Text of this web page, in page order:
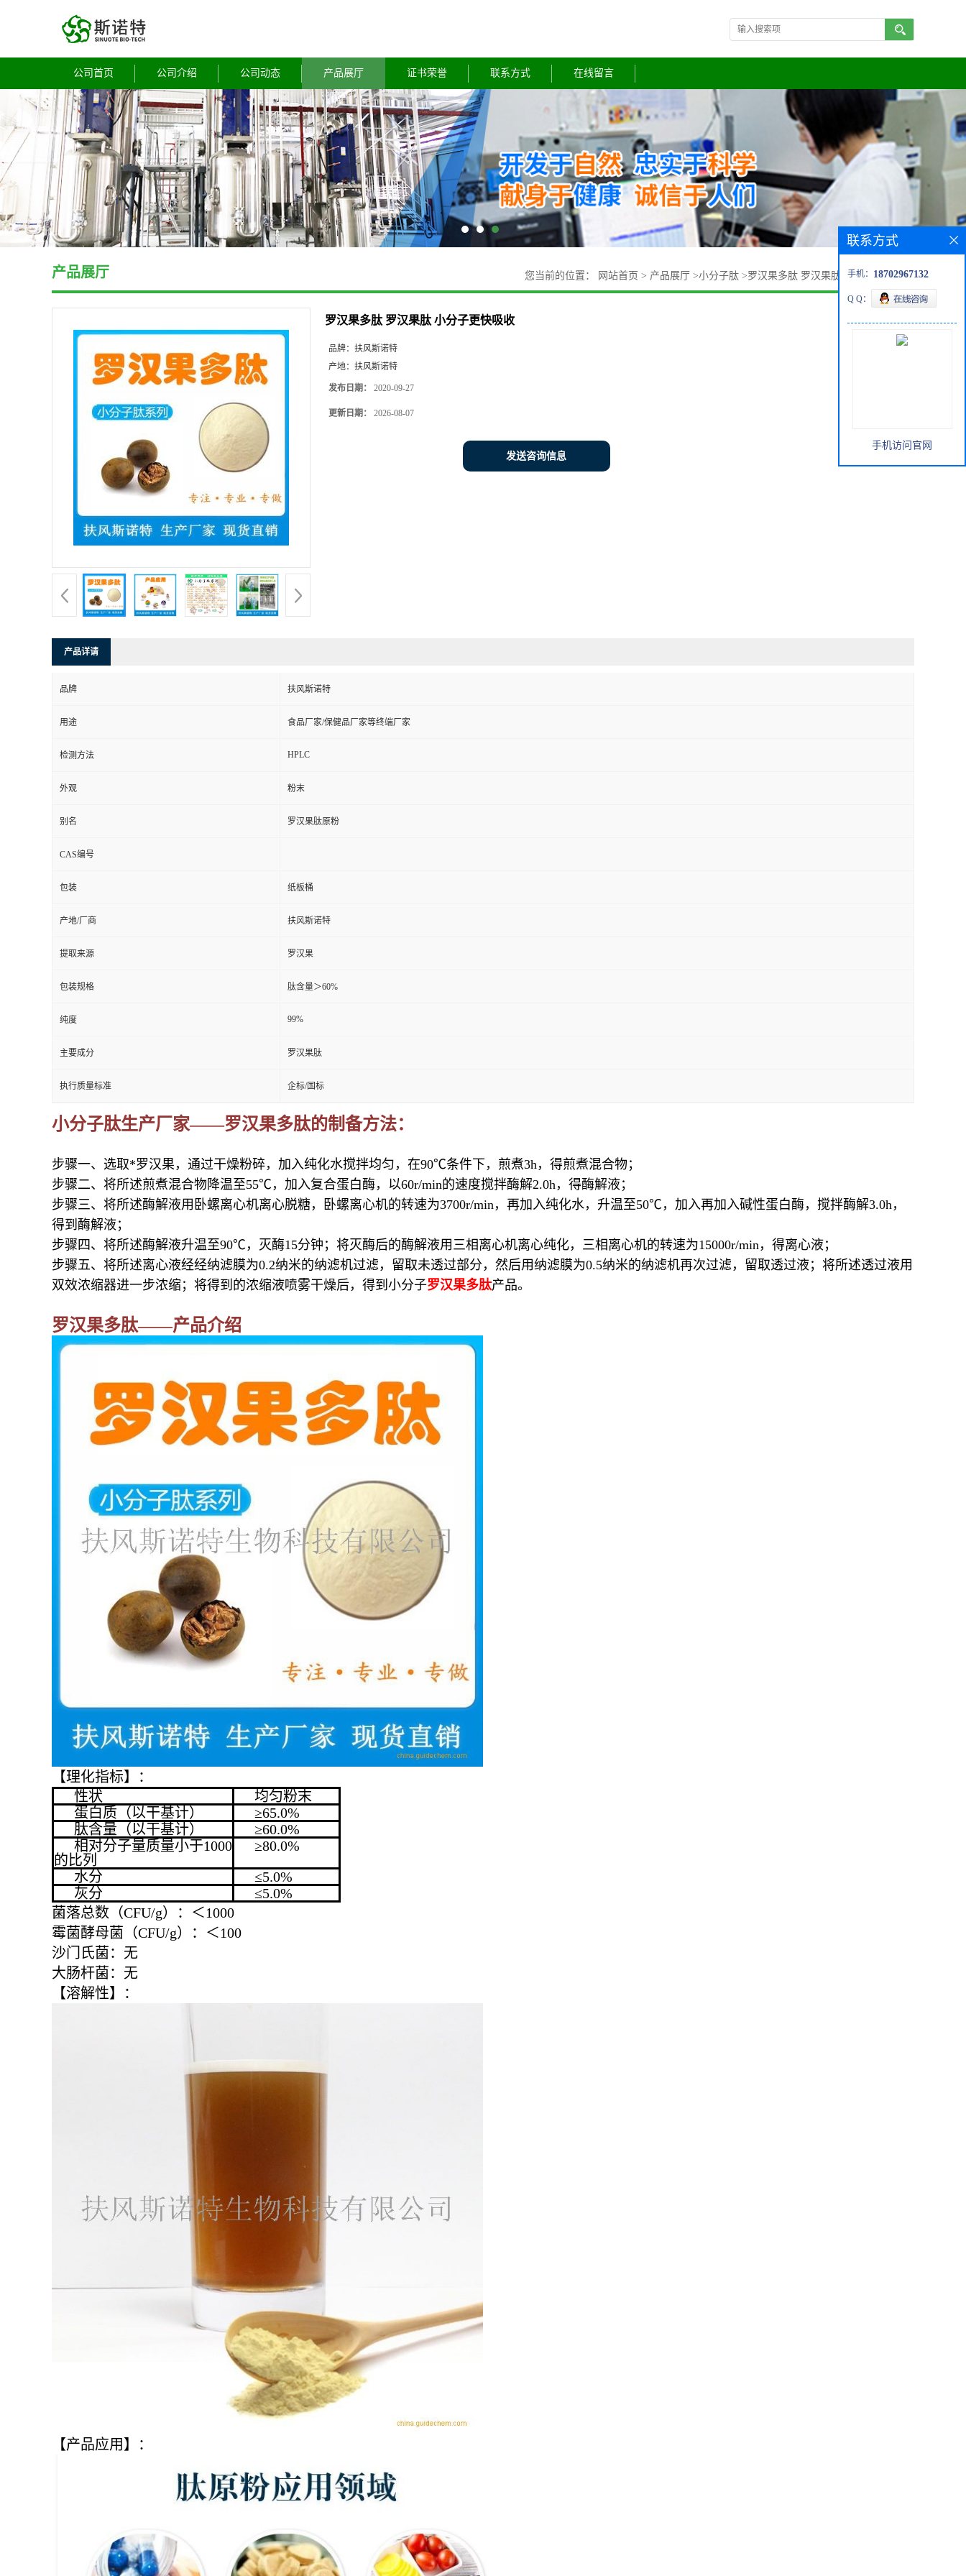
公司首页 公司介绍 公司动态 产品展厅 证书荣誉 联系方式 在线留言
产品展厅 您当前的位置： 网站首页 > 产品展厅 >小分子肽 >罗汉果多肽 罗汉果肽 小分子更快吸收
罗汉果多肽 罗汉果肽 小分子更快吸收
品牌： 扶风斯诺特
产地： 扶风斯诺特
发布日期： 2020-09-27
更新日期： 2026-08-07
发送咨询信息
产品详请
品牌 扶风斯诺特
用途 食品厂家/保健品厂家等终端厂家
检测方法 HPLC
外观 粉末
别名 罗汉果肽原粉
CAS编号
包装 纸板桶
产地/厂商 扶风斯诺特
提取来源 罗汉果
包装规格 肽含量＞60%
纯度 99%
主要成分 罗汉果肽
执行质量标准 企标/国标
小分子肽生产厂家——罗汉果多肽的制备方法：
步骤一、选取*罗汉果 ， 通过干燥粉碎，加入纯化水搅拌均匀，在90℃条件下，煎煮3h，得煎煮混合物；
步骤二、将所述煎煮混合物降温至55℃，加入复合蛋白酶，以60r/min的速度搅拌酶解2.0h，得酶解液；
步骤三、将所述酶解液用卧螺离心机离心脱糖，卧螺离心机的转速为3700r/min，再加入纯化水，升温至50℃，加入再加入碱性蛋白酶，搅拌酶解3.0h，
得到酶解液；
步骤四、将所述酶解液升温至90℃，灭酶15分钟；将灭酶后的酶解液用三相离心机离心纯化，三相离心机的转速为15000r/min，得离心液；
步骤五、将所述离心液经经纳滤膜为0.2纳米的纳滤机过滤，留取未透过部分，然后用纳滤膜为0.5纳米的纳滤机再次过滤，留取透过液；将所述透过液用
双效浓缩器进一步浓缩；将得到的浓缩液喷雾干燥后，得到小分子罗汉果多肽产品。
罗汉果多肽——产品介绍
【理化指标】：
性状
均匀粉末
蛋白质（以干基计）
≥65.0%
肽含量（以干基计）
≥60.0%
相对分子量质量小于1000
的比列
≥80.0%
水分
≤5.0%
灰分
≤5.0%
菌落总数（CFU/g）：＜1000
霉菌酵母菌（CFU/g）：＜100
沙门氏菌：无
大肠杆菌：无
【溶解性】：
【产品应用】：
联系方式
手机： 18702967132
Q Q：
手机访问官网